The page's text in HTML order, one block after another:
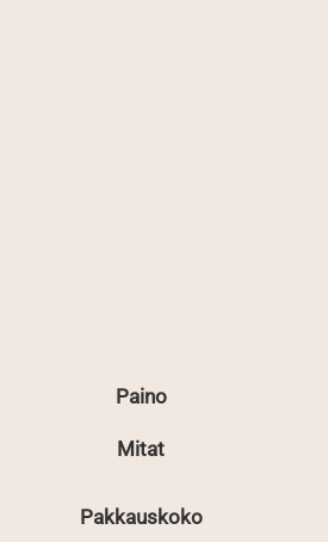
Paino
Mitat
Pakkauskoko